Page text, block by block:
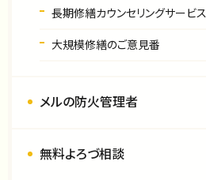
長期修繕カウンセリングサービス
大規模修繕のご意見番
メルの防火管理者
無料よろづ相談